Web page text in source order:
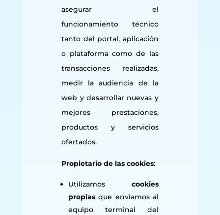
asegurar el
funcionamiento técnico
tanto del portal, aplicación
o plataforma como de las
transacciones realizadas,
medir la audiencia de la
web y desarrollar nuevas y
mejores prestaciones,
productos y servicios
ofertados.
Propietario de las cookies:
Utilizamos cookies
propiasque enviamos al
equipo terminal del